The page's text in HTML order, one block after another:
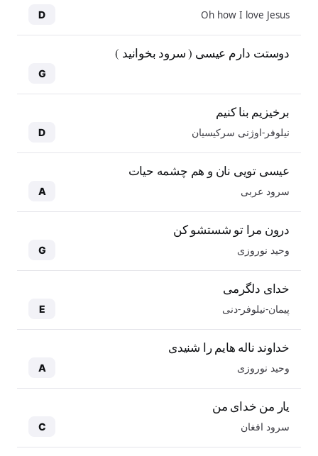
Oh how I love Jesus
D
دوستت دارم عیسی ( سرود بخوانید )
G
برخیزیم بنا کنیم
نیلوفر-اوژنی سرکیسیان D
عیسی تویی نان و هم چشمه حیات
سرود عربی A
درون مرا تو شستشو کن
وحید نوروزی G
خدای دلگرمی
پیمان-نیلوفر-دنی E
خداوند ناله هایم را شنیدی
وحید نوروزی A
یار من خدای من
سرود افغان C